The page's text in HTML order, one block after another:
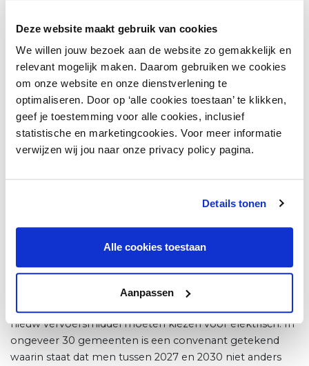
Deze website maakt gebruik van cookies
We willen jouw bezoek aan de website zo gemakkelijk en
relevant mogelijk maken. Daarom gebruiken we cookies
om onze website en onze dienstverlening te
optimaliseren. Door op ‘alle cookies toestaan’ te klikken,
geef je toestemming voor alle cookies, inclusief
statistische en marketingcookies. Voor meer informatie
verwijzen wij jou naar onze privacy policy pagina.
Details tonen
Alle cookies toestaan
Aanpassen
De resultaten zijn positief. En juist omdat belangen een
grote rol spelen, is het goed om met elkaar in gesprek
te blijven en de ontwikkelingen voor en van de
ambulante handel te volgen.
Vergunningsduur en zero-
emissiezone
Is het allemaal rozengeur en maneschijn? Nee, zeker
vergunningsduur die zijn opgelegd vanuit Brussel. Deze
binnen de ambulante handel bekend onder ‘schaarse
toekomst acceptabel te houden moeten we duurzamer
gaan rijden. Dat houdt in dat veel ondernemers binnen
nieuw vervoersmiddel moeten kiezen voor elektrisch. In
ongeveer 30 gemeenten is een convenant getekend
waarin staat dat men tussen 2027 en 2030 niet anders